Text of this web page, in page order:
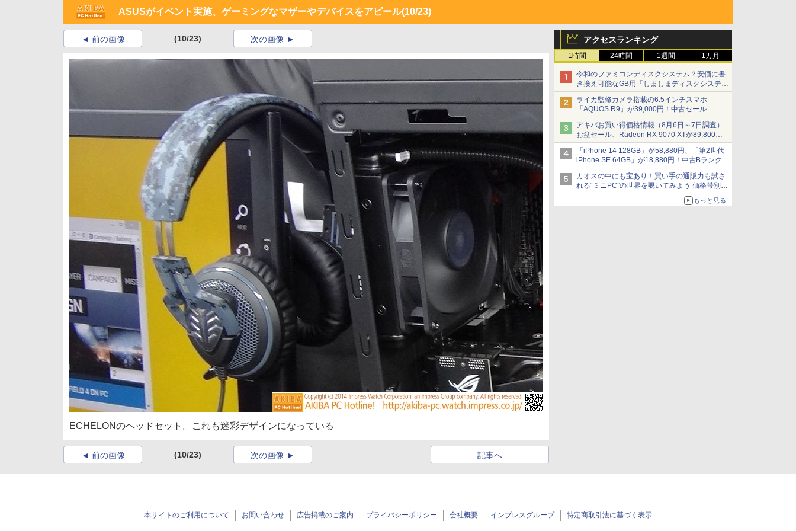
ASUSがイベント実施、ゲーミングなマザーやデバイスをアピール(10/23)
アクセスランキング
1時間 24時間 1週間 1カ月
令和のファミコンディスクシステム？安価に書
き換え可能なGB用「しましまディスクシステ
ム」
ライカ監修カメラ搭載の6.5インチスマホ
「AQUOS R9」が39,000円！中古セール
アキバお買い得価格情報（8月6日～7日調査）
お盆セール、Radeon RX 9070 XTが89,800
円、水平周波数24.8kHz対応の17型モニターが
9,801円、暑さ指数連動セール ほか
「iPhone 14 128GB」が58,880円、「第2世代
iPhone SE 64GB」が18,880円！中古Bランク品
セール
カオスの中にも宝あり！買い手の通販力も試さ
れる“ミニPC”の世界を覗いてみよう 価格帯別に
仕様や特徴を整理、11製品をピックアップ text
もっと見る
前の画像 (10/23) 次の画像
ECHELONのヘッドセット。これも迷彩デザインになっている
前の画像 (10/23) 記事へ
次の画像
本サイトのご利用について お問い合わせ 広告掲載のご案内 プライバシーポリシー 会社概要 インプレスグループ 特定商取引法に基づく表示